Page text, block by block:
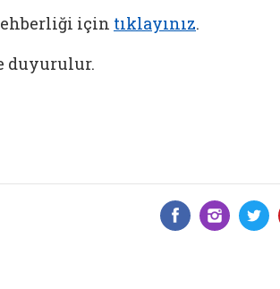
için tıklayınız.
duyurulur.